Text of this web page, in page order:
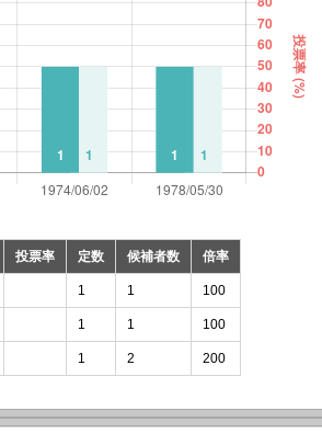
投票率 定数 候補者数 倍率
1 1 100
1 1 100
1 2 200